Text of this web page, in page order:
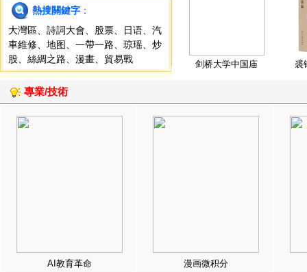
熱搜關鍵字 ：
大灣區
詩詞大會 股票 日语
汽
車維修
地图 一帶一路 琼瑶
炒
股
絲綢之路 漫畫 貿易戰 剑桥大学中国庙 裘
專業/技術
AI教育革命 漫画微积分